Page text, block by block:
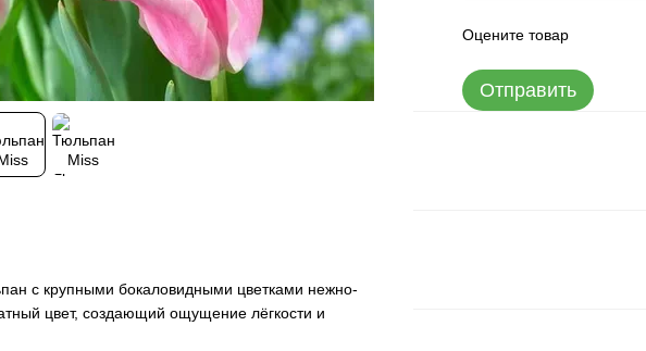
с крупными бокаловидными цветками нежно-
цвет, создающий ощущение лёгкости и
Оцените товар
Отправить